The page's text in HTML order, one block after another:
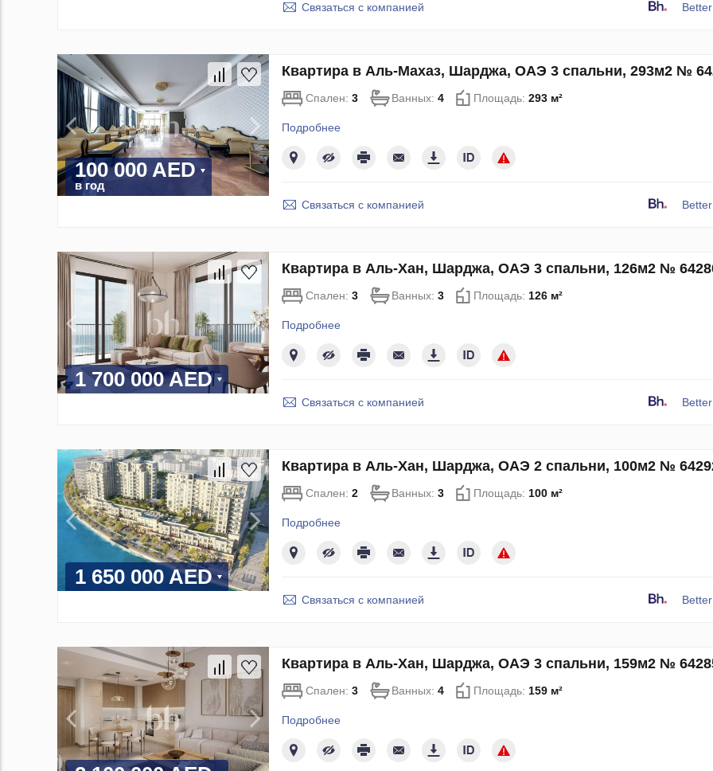
Связаться с компанией
100 000 AED
в год
Квартира в Аль-Махаз, Шарджа, ОАЭ 3 спальни, 293м2 №
Спален:3 Ванных:4 Площадь:293 м²
Подробнее
Связаться с компанией
1 700 000 AED
Квартира в Аль-Хан, Шарджа, ОАЭ 3 спальни, 126м2 №
Спален:3 Ванных:3 Площадь: 126 м²
Подробнее
Связаться с компанией
1 650 000 AED
Квартира в Аль-Хан, Шарджа, ОАЭ 2 спальни, 100м2 №
Спален:2 Ванных:3 Площадь: 100 м²
Подробнее
Связаться с компанией
Квартира в Аль-Хан, Шарджа, ОАЭ 3 спальни, 159м2 №
Спален:3 Ванных:4 Площадь: 159 м²
Подробнее